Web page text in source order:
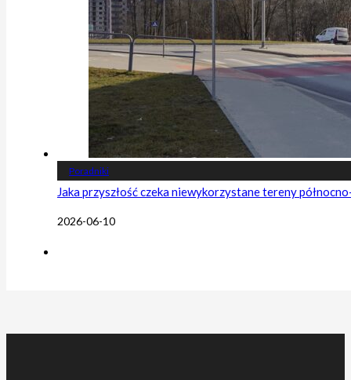
Poradniki
Jaka przyszłość czeka niewykorzystane tereny
2026-06-10